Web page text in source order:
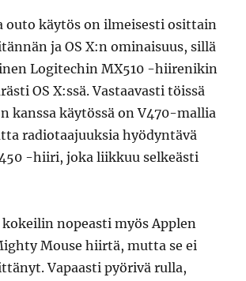
outo käytös on ilmeisesti osittain
ja OS X:n ominaisuus, sillä
Logitechin MX510 -hiirenikin
OS X:ssä. Vastaavasti töissä
kanssa käytössä on V470-mallia
radiotaajuuksia hyödyntävä
-hiiri, joka liikkuu selkeästi
nopeasti myös Applen
Mouse hiirtä, mutta se ei
Vapaasti pyörivä rulla,